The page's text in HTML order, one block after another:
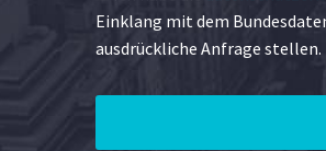
Einklang mit dem
ausdrückliche Anfrage stellen.